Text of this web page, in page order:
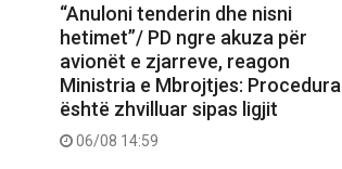
“Anuloni tenderin dhe nisni
hetimet”/ PD ngre akuza për
avionët e zjarreve, reagon
Ministria e Mbrojtjes: Procedura
është zhvilluar sipas ligjit
06/08 14:59